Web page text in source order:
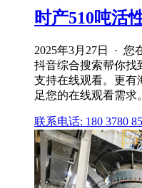
时产510吨活
2025年3月27日 · 您
抖音综合搜索帮你找
支持在线观看。更有
足您的在线观看需求。
联系电话: 180 3780